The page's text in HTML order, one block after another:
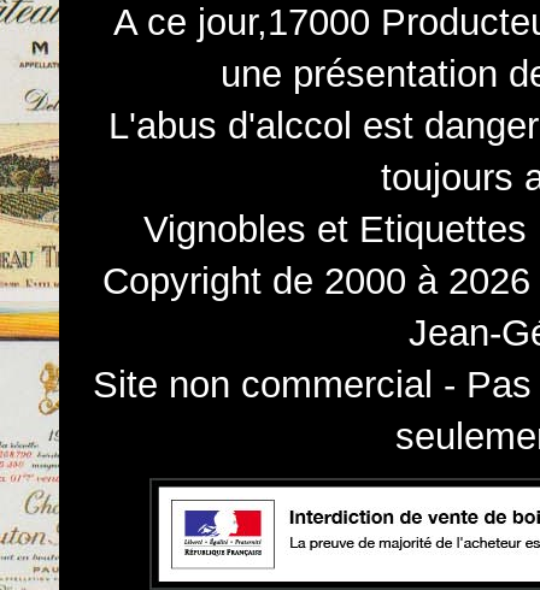
A ce jour,17000
une présentation
L'abus d'alccol est
toujours
Vignobles et
Copyright de 2000 à
Jean-
Site non commercial -